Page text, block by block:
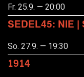
Fr. 25.9. — 20:00
SEDEL45: NIE
So. 27.9. — 19:30
1914